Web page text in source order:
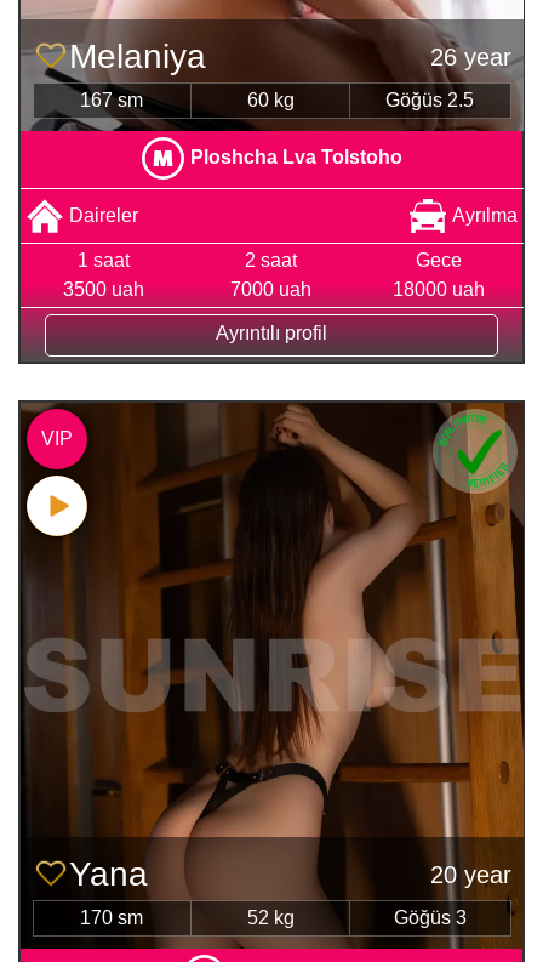
Melaniya 26 year
167 sm 60 kg Göğüs 2.5
Ploshcha Lva Tolstoho
Daireler Ayrılma
1 saat
3500 uah
2 saat
7000 uah
Gece
18000 uah
Ayrıntılı profil
Yana 20 year
170 sm 52 kg Göğüs 3
VIP